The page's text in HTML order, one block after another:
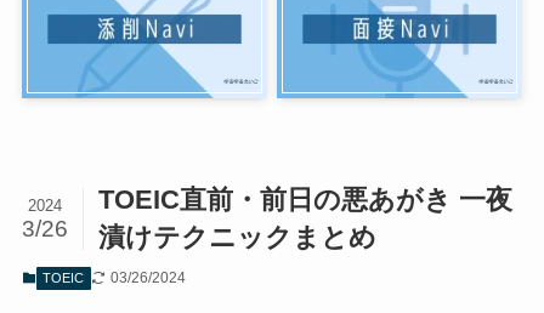
TOEIC直前・前日の悪あがき 一夜
漬けテクニックまとめ
2024
3/26
TOEIC 03/26/2024